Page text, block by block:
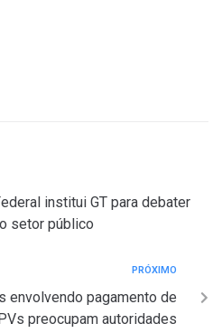
institui GT para debater
setor público
PRÓXIMO
envolvendo pagamento de
preocupam autoridades